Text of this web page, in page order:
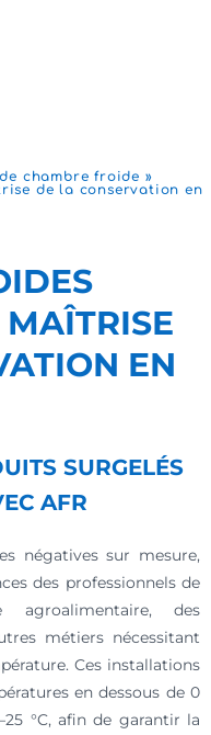
chambre froide »
de la conservation en
EN
SURGELÉS
AFR
négatives sur mesure,
des professionnels de
agroalimentaire, des
métiers nécessitant
Ces installations
en dessous de 0
°C, afin de garantir la